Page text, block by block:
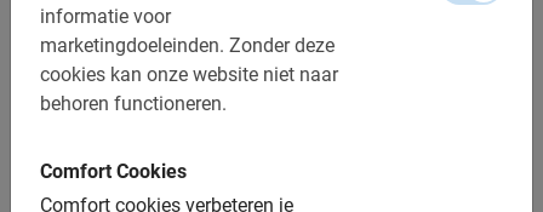
informatie voor
marketingdoeleinden. Zonder deze
cookies kan onze website niet naar
behoren functioneren.
Comfort Cookies
Comfort cookies verbeteren je
2.5 uur
Boedapest Studentenfietstour
Gezellig met de hele klas of studiegroep naar Budapest.